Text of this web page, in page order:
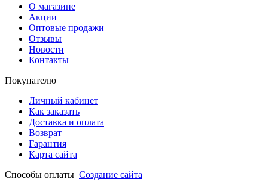
О магазине
Акции
Оптовые продажи
Отзывы
Новости
Контакты
Покупателю
Личный кабинет
Как заказать
Доставка и оплата
Возврат
Гарантия
Карта сайта
Способы оплаты Создание сайта